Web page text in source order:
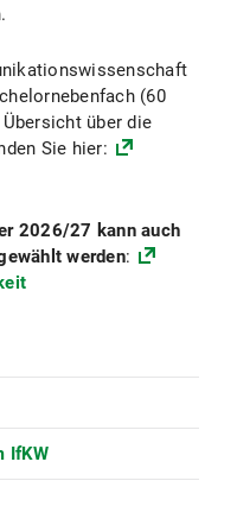
(60
über die
Sie hier:
2026/27 kann auch
werden:
IfKW